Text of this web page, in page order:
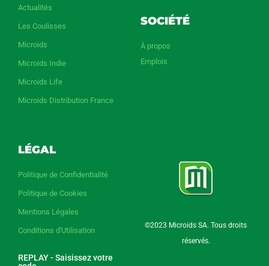
Actualités
Les Coulisses
Microids
Microids Indie
Microids Life
Microids Distribution France
SOCIÉTÉ
À propos
Emplois
LÉGAL
Politique de Confidentialité
Politique de Cookies
Mentions Légales
Conditions d'Utilisation
REPLAY - Saisissez votre
©2023 Microids SA. Tous droits
réservés.